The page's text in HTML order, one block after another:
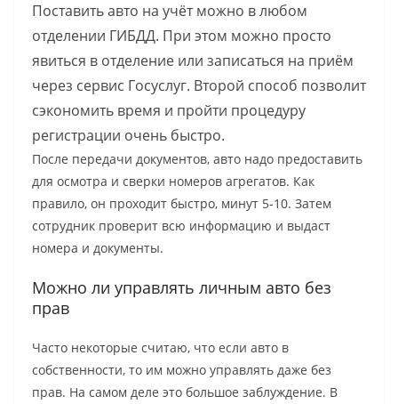
Поставить авто на учёт можно в любом
отделении ГИБДД. При этом можно просто
явиться в отделение или записаться на приём
через сервис Госуслуг. Второй способ позволит
сэкономить время и пройти процедуру
регистрации очень быстро.
После передачи документов, авто надо предоставить
для осмотра и сверки номеров агрегатов. Как
правило, он проходит быстро, минут 5-10. Затем
сотрудник проверит всю информацию и выдаст
номера и документы.
Можно ли управлять личным авто без
прав
Часто некоторые считаю, что если авто в
собственности, то им можно управлять даже без
прав. На самом деле это большое заблуждение. В